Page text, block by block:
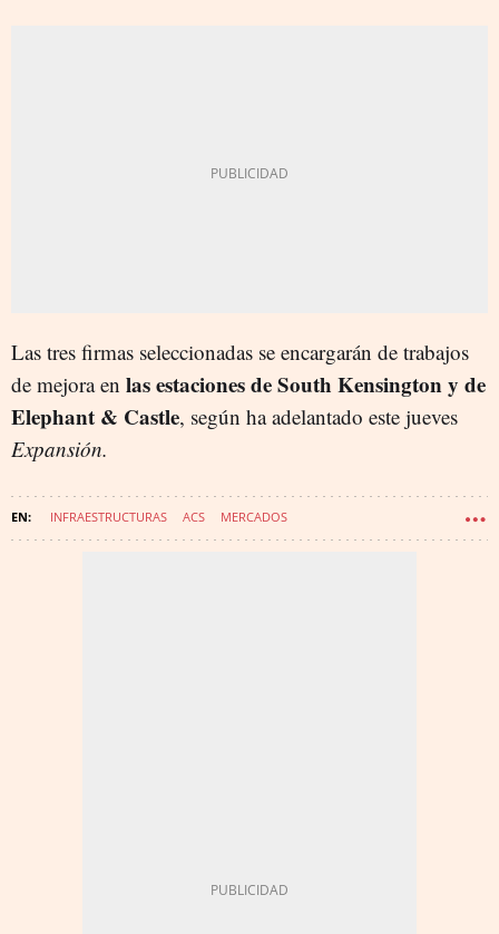
Las tres firmas seleccionadas se encargarán de trabajos
de mejora en las estaciones de South Kensington y de
Elephant & Castle, según ha adelantado este jueves
Expansión.
INFRAESTRUCTURAS ACS MERCADOS